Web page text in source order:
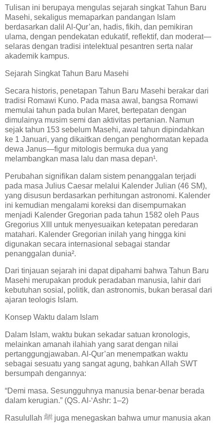
Tulisan ini berupaya mengulas sejarah singkat Tahun Baru
Masehi, sekaligus memaparkan pandangan Islam
berdasarkan dalil Al-Qur’an, hadis, fikih, dan pemikiran
ulama, dengan pendekatan edukatif, reflektif, dan moderat—
selaras dengan tradisi intelektual pesantren serta nalar
akademik kampus.
Sejarah Singkat Tahun Baru Masehi
Secara historis, penetapan Tahun Baru Masehi berakar dari
tradisi Romawi Kuno. Pada masa awal, bangsa Romawi
memulai tahun pada bulan Maret, bertepatan dengan
dimulainya musim semi dan aktivitas pertanian. Namun
sejak tahun 153 sebelum Masehi, awal tahun dipindahkan
ke 1 Januari, yang dikaitkan dengan penghormatan kepada
dewa Janus—figur mitologis bermuka dua yang
melambangkan masa lalu dan masa depan¹.
Perubahan signifikan dalam sistem penanggalan terjadi
pada masa Julius Caesar melalui Kalender Julian (46 SM),
yang disusun berdasarkan perhitungan astronomi. Kalender
ini kemudian mengalami koreksi dan disempurnakan
menjadi Kalender Gregorian pada tahun 1582 oleh Paus
Gregorius XIII untuk menyesuaikan ketepatan peredaran
matahari. Kalender Gregorian inilah yang hingga kini
digunakan secara internasional sebagai standar
penanggalan dunia².
Dari tinjauan sejarah ini dapat dipahami bahwa Tahun Baru
Masehi merupakan produk peradaban manusia, lahir dari
kebutuhan sosial, politik, dan astronomis, bukan berasal dari
ajaran teologis Islam.
Konsep Waktu dalam Islam
Dalam Islam, waktu bukan sekadar satuan kronologis,
melainkan amanah ilahiah yang sarat dengan nilai
pertanggungjawaban. Al-Qur’an menempatkan waktu
sebagai sesuatu yang sangat agung, bahkan Allah SWT
bersumpah dengannya:
“Demi masa. Sesungguhnya manusia benar-benar berada
dalam kerugian.” (QS. Al-‘Ashr: 1–2)
Rasulullah ﷺ juga menegaskan bahwa umur manusia akan